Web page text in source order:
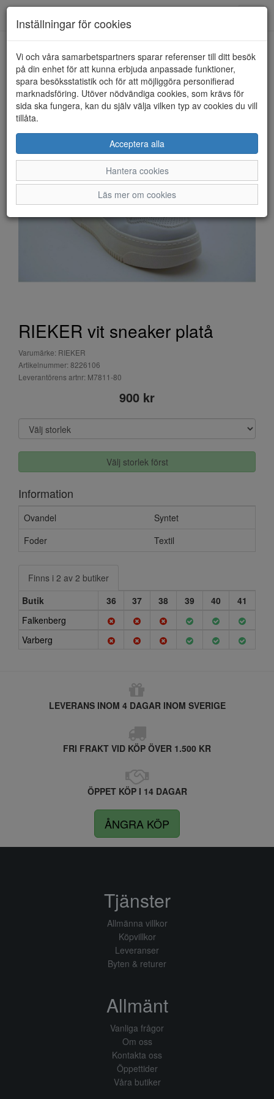
HEM RIEKER
RIEKER vit sneaker platå
Varumärke: RIEKER
Artikelnummer: 8226106
Leverantörens artnr: M7811-80
900 kr
Välj storlek först
Information
Ovandel
Syntet
Foder
Textil
Finns i 2 av 2 butiker
Butik
36 37 38 39 40
41
Falkenberg
Varberg
LEVERANS INOM 4 DAGAR INOM SVERIGE
FRI FRAKT VID KÖP ÖVER 1.500 KR
ÖPPET KÖP I 14 DAGAR
ÅNGRA KÖP
Inställningar för cookies
Vi och våra samarbetspartners sparar referenser till ditt besök
på din enhet för att kunna erbjuda anpassade funktioner,
spara besöksstatistik och för att möjliggöra personifierad
marknadsföring. Utöver nödvändiga cookies, som krävs för
sida ska fungera, kan du själv välja vilken typ av cookies du vill
tillåta.
Acceptera alla
Hantera cookies
Läs mer om cookies
Tjänster
Allmänna villkor
Köpvillkor
Leveranser
Byten & returer
Allmänt
Vanliga frågor
Om oss
Kontakta oss
Öppettider
Våra butiker